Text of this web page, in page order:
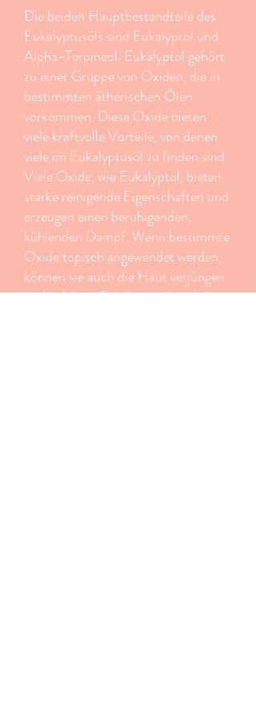
Die beiden Hauptbestandteile des
Eukalyptusöls sind Eukalyptol und
Alpha-Terpineol. Eukalyptol gehört
zu einer Gruppe von Oxiden, die in
bestimmten ätherischen Ölen
vorkommen. Diese Oxide bieten
viele kraftvolle Vorteile, von denen
viele im Eukalyptusöl zu finden sind.
Viele Oxide, wie Eukalyptol, bieten
starke reinigende Eigenschaften und
erzeugen einen beruhigenden,
kühlenden Dampf. Wenn bestimmte
Oxide topisch angewendet werden,
können sie auch die Haut verjüngen
und beleben. Eukalyptusöl enthält